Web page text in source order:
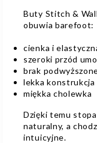
Buty Stitch &
obuwia barefoot:
cienka i
szeroki przód
brak
lekka konstrukcja
miękka cholewka
Dzięki temu
naturalny, a
intuicyjne.